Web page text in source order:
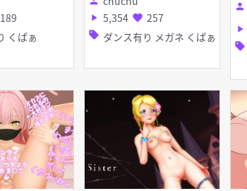
189
ダンス有り くぱぁ
play_arrow 5,354 favorite 257
sell ダンス有り メガネ くぱぁ
person
play_arrow
sell